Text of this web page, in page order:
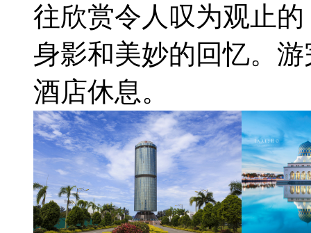
往欣赏令人叹为观止的
身影和美妙的回忆。
酒店休息。